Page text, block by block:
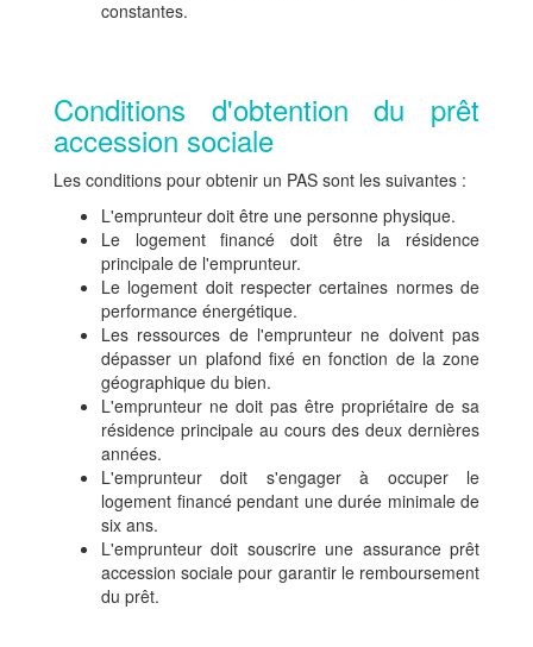
constantes.
Conditions d'obtention du prêt
accession sociale
Les conditions pour obtenir un PAS sont les suivantes :
L'emprunteur doit être une personne physique.
Le logement financé doit être la résidence
principale de l'emprunteur.
Le logement doit respecter certaines normes de
performance énergétique.
Les ressources de l'emprunteur ne doivent pas
dépasser un plafond fixé en fonction de la zone
géographique du bien.
L'emprunteur ne doit pas être propriétaire de sa
résidence principale au cours des deux dernières
années.
L'emprunteur doit s'engager à occuper le
logement financé pendant une durée minimale de
six ans.
L'emprunteur doit souscrire une assurance prêt
accession sociale pour garantir le remboursement
du prêt.